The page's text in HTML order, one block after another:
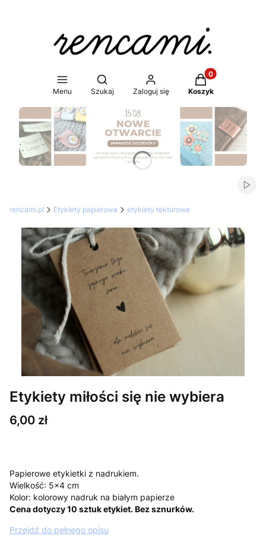
Menu
Otwórz wyszukiwarkę
Szukaj Zaloguj się
Produkty w
Koszyk
Naciśnij Enter lub spację, aby otworzyć stronę.
rencami.pl Etykiety papierowe etykiety tekturowe
Etykiety miłości się nie wybiera
Cena
6,00 zł
Papierowe etykietki z nadrukiem.
Wielkość: 5x4 cm
Kolor: kolorowy nadruk na białym papierze
Cena dotyczy 10 sztuk etykiet. Bez sznurków.
Przejdź do pełnego opisu